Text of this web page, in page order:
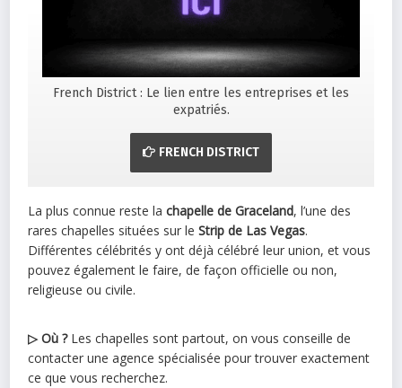
French District : Le lien entre les entreprises et les
expatriés.
FRENCH DISTRICT
La plus connue reste lachapelle de Graceland, l’une des
rares chapelles situées sur leStrip de Las Vegas.
Différentes célébrités y ont déjà célébré leur union, et vous
pouvez également le faire, de façon officielle ou non,
religieuse ou civile.
▷ Où ? Les chapelles sont partout, on vous conseille de
contacter une agence spécialisée pour trouver exactement
ce que vous recherchez.